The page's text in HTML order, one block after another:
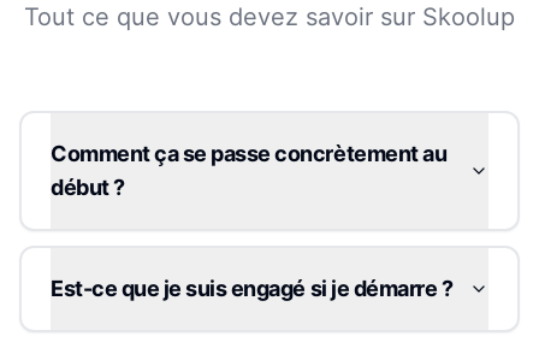
Tout ce que vous devez savoir sur Skoolup
Comment ça se passe concrètement au
début ?
Est-ce que je suis engagé si je démarre ?